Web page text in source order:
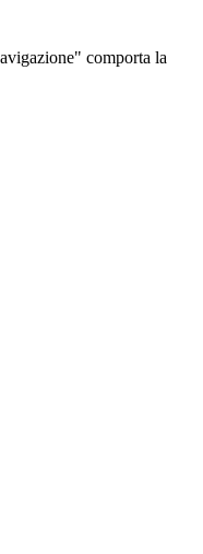
comporta la